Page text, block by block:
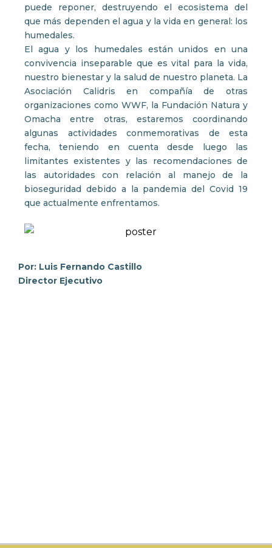
puede reponer, destruyendo el ecosistema del
que más dependen el agua y la vida en general: los
humedales.
El agua y los humedales están unidos en una
convivencia inseparable que es vital para la vida,
nuestro bienestar y la salud de nuestro planeta. La
Asociación Calidris en compañía de otras
organizaciones como WWF, la Fundación Natura y
Omacha entre otras, estaremos coordinando
algunas actividades conmemorativas de esta
fecha, teniendo en cuenta desde luego las
limitantes existentes y las recomendaciones de
las autoridades con relación al manejo de la
bioseguridad debido a la pandemia del Covid 19
que actualmente enfrentamos.
Por: Luis Fernando Castillo
Director Ejecutivo